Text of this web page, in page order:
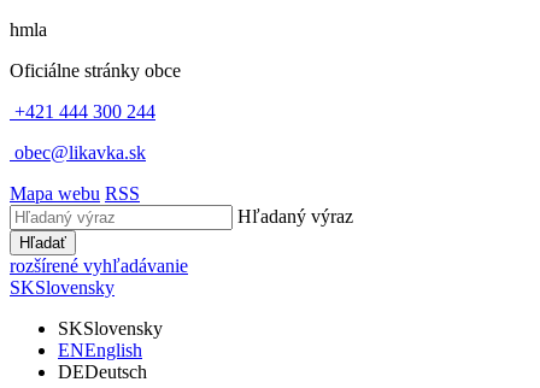
hmla
Oficiálne stránky obce
+421 444 300 244
obec@likavka.sk
Mapa webu RSS
Hľadaný výraz
Hľadať
rozšírené vyhľadávanie
SKSlovensky
SKSlovensky
ENEnglish
DEDeutsch